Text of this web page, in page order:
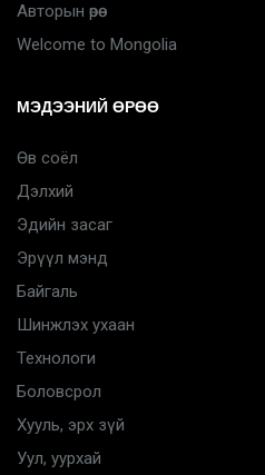
Авторын өрөө
Welcome to Mongolia
МЭДЭЭНИЙ ӨРӨӨ
Өв соёл
Дэлхий
Эдийн засаг
Эрүүл мэнд
Байгаль
Шинжлэх ухаан
Технологи
Боловсрол
Хууль, эрх зүй
Уул, уурхай